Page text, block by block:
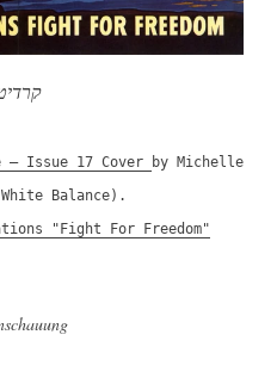
– Issue 17 Cover
by Michelle
Balance).
"Fight For Freedom"